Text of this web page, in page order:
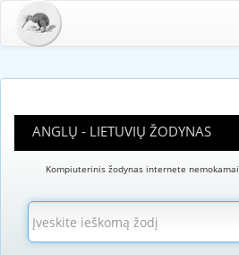
ANGLŲ - LIETUVIŲ ŽODYNAS
Kompiuterinis žodynas internete nemokamai